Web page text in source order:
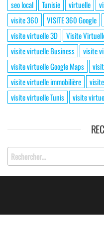
seo local
Tunisie virtuelle
visite 360
VISITE 360 Google
visite virtuelle 3D
Visite
visite virtuelle Business
visite
visite virtuelle Google Maps
visite virtuelle immobilière
visite virtuelle Tunis
visite